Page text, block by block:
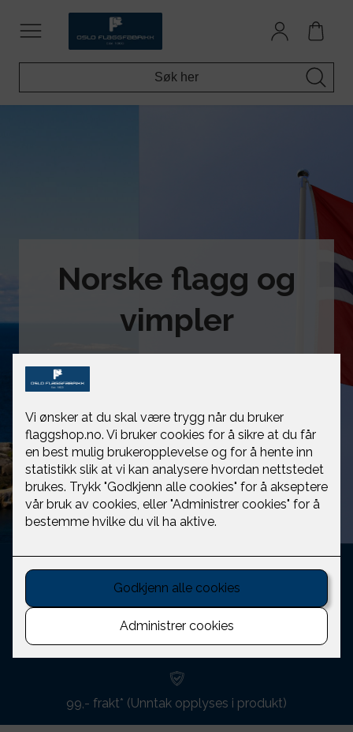
Norske flagg og
vimpler
Kortbetaling eller Klarna/Betal senere
Norges eldste flaggprodusent
99,- frakt* (Unntak opplyses i produkt)